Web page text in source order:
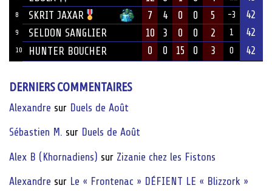
8 SKRIT JAXAR 7 4 0 0 5 -3 42
9 SELDON SANGLIER 10 3 0 0 2 1 42
10 HUNTER BOUCHER 0 0 15 0 3 0 42
DERNIERS COMMENTAIRES
Alexandre sur Duels de Août
Sébastien M. sur Duels de Août
Alex B (Khornadiens) sur Zizanie chez les Fistons
Alexandre sur Le « Frontenac » DÉFIENT LE « Blizzork »